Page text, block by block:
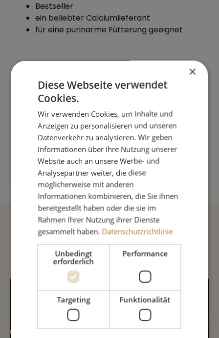
Bestseller
ein beliebter Calciumlieferant
für eine purinarme Fütterung geeignet
Inkl. 7% MwSt. zzgl. Versandkosten
Sofort lieferbar Lieferung in 1-3 Tage
Produkt Anzahl: Gib den
IN DEN WARENKORB
Beschreibung
INHALTSSTOFFE
×
Diese Webseite verwendet
Cookies.
Wir verwenden Cookies, um Inhalte und
Anzeigen zu personalisieren und unseren
Datenverkehr zu analysieren. Wir geben
Informationen über Ihre Nutzung unserer
Website auch an unsere Werbe- und
Analysepartner weiter, die diese
möglicherweise mit anderen
Informationen kombinieren, die Sie ihnen
bereitgestellt haben oder die sie im
Rahmen Ihrer Nutzung ihrer Dienste
gesammelt haben. Datenschutzrichtlinie
Unbedingt
erforderlich
Performance
Targeting Funktionalität